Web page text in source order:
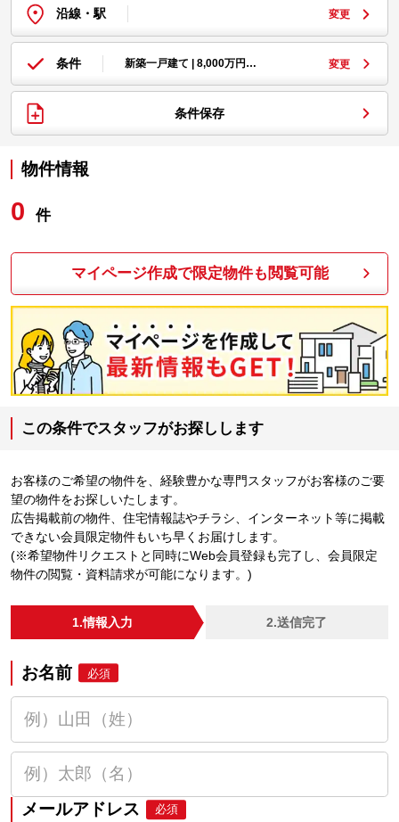
沿線・駅 変更
条件 新築一戸建て | 8,000万円… 変更
条件保存
物件情報
0 件
マイページ作成で限定物件も閲覧可能
この条件でスタッフがお探しします
お客様のご希望の物件を、経験豊かな専門スタッフがお客様のご要
望の物件をお探しいたします。
広告掲載前の物件、住宅情報誌やチラシ、インターネット等に掲載
できない会員限定物件もいち早くお届けします。
(※希望物件リクエストと同時にWeb会員登録も完了し、会員限定
物件の閲覧・資料請求が可能になります。)
1.情報入力 2.送信完了
お名前 必須
メールアドレス 必須